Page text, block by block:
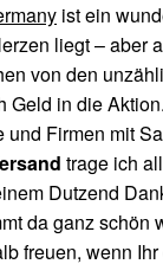
ist ein
liegt – aber
von den
Geld in die
und Firmen mit
trage ich
Dutzend
da ganz schön
freuen, wenn